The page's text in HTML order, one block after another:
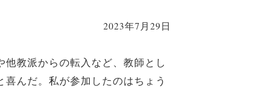
2023年7月29日
教派からの転入など、教師とし
んだ。私が参加したのはちょう